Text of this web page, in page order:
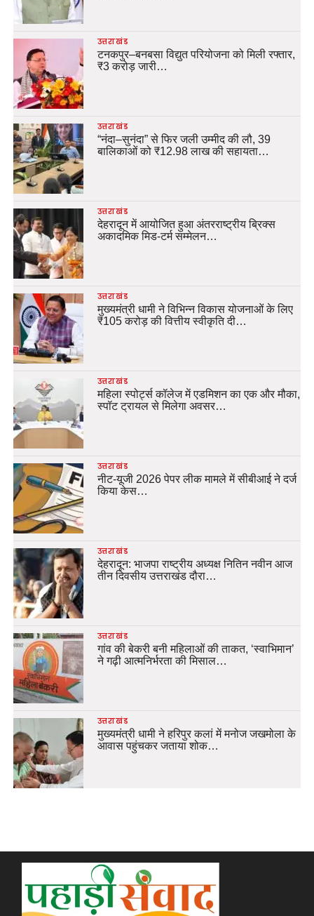
उत्तराखंड
टनकपुर–बनबसा विद्युत परियोजना को मिली रफ्तार,
₹3 करोड़ जारी…
उत्तराखंड
“नंदा–सुनंदा” से फिर जली उम्मीद की लौ, 39
बालिकाओं को ₹12.98 लाख की सहायता…
उत्तराखंड
देहरादून में आयोजित हुआ अंतरराष्ट्रीय ब्रिक्स
अकादमिक मिड-टर्म सम्मेलन…
उत्तराखंड
मुख्यमंत्री धामी ने विभिन्न विकास योजनाओं के लिए
₹105 करोड़ की वित्तीय स्वीकृति दी…
उत्तराखंड
महिला स्पोर्ट्स कॉलेज में एडमिशन का एक और मौका,
स्पॉट ट्रायल से मिलेगा अवसर…
उत्तराखंड
नीट-यूजी 2026 पेपर लीक मामले में सीबीआई ने दर्ज
किया केस…
उत्तराखंड
देहरादून: भाजपा राष्ट्रीय अध्यक्ष नितिन नवीन आज
तीन दिवसीय उत्तराखंड दौरा…
उत्तराखंड
गांव की बेकरी बनी महिलाओं की ताकत, ‘स्वाभिमान’
ने गढ़ी आत्मनिर्भरता की मिसाल…
उत्तराखंड
मुख्यमंत्री धामी ने हरिपुर कलां में मनोज जखमोला के
आवास पहुंचकर जताया शोक…